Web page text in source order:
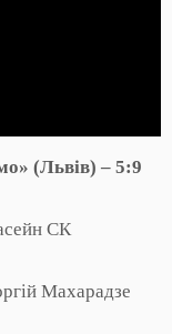
(Львів) – 5:9
СК
Махарадзе